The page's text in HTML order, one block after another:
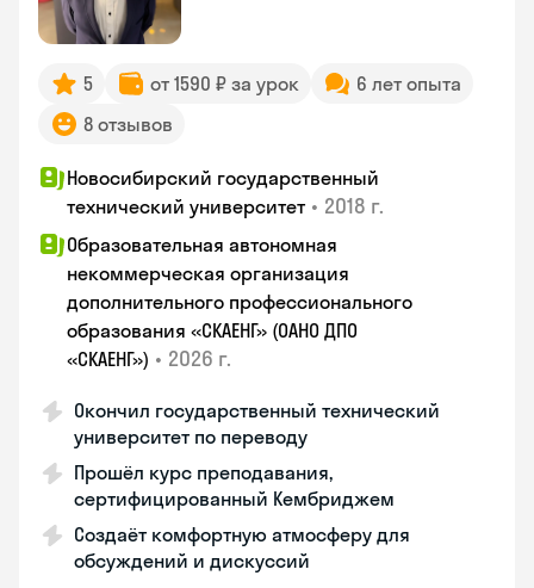
5 от 1590 ₽ за урок
6 лет опыта
8 отзывов
Новосибирский государственный
технический университет • 2018 г.
Образовательная автономная
некоммерческая организация
дополнительного профессионального
образования «СКАЕНГ» (ОАНО ДПО
«СКАЕНГ») • 2026 г.
Окончил государственный технический
университет по переводу
Прошёл курс преподавания,
сертифицированный Кембриджем
Создаёт комфортную атмосферу для
обсуждений и дискуссий